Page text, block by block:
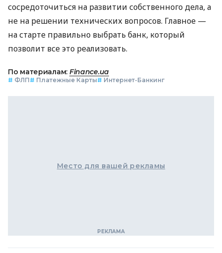
сосредоточиться на развитии собственного дела, а
не на решении технических вопросов. Главное —
на старте правильно выбрать банк, который
позволит все это реализовать.
По материалам: Finance.ua
# ФЛП# Платежные Карты# Интернет-Банкинг
Место для вашей рекламы